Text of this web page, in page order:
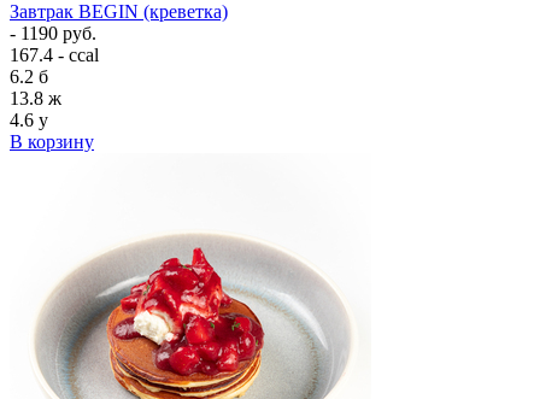
Завтрак BEGIN (креветка)
- 1190 руб.
167.4 - ccal
6.2 б
13.8 ж
4.6 у
В корзину